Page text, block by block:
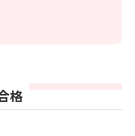
格